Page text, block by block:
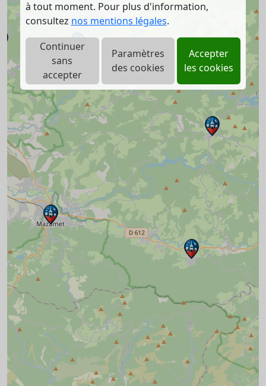
à tout moment. Pour plus d'information,
consultez nos mentions légales.
Continuer
sans
accepter
Paramètres
des cookies
Accepter
les cookies